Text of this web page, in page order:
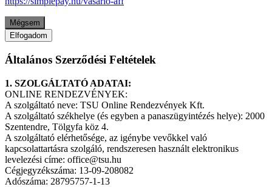
Mégsem
Elfogadom
Általános Szerződési Feltételek
1. SZOLGÁLTATÓ ADATAI:
ONLINE RENDEZVÉNYEK:
A szolgáltató neve: TSU Online Rendezvények Kft.
A szolgáltató székhelye (és egyben a panaszügyintézés helye): 2000
Szentendre, Tölgyfa köz 4.
A szolgáltató elérhetősége, az igénybe vevőkkel való
kapcsolattartásra szolgáló, rendszeresen használt elektronikus
levelezési címe: office@tsu.hu
Cégjegyzékszáma: 13-09-208082
Adószáma: 28795757-1-13